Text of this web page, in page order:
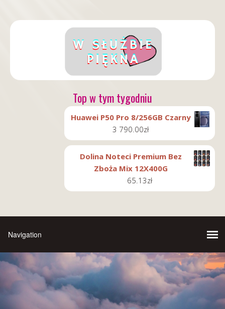
Top w tym tygodniu
Huawei P50 Pro 8/256GB Czarny
3 790.00zł
Dolina Noteci Premium Bez
Zboża Mix 12X400G
65.13zł